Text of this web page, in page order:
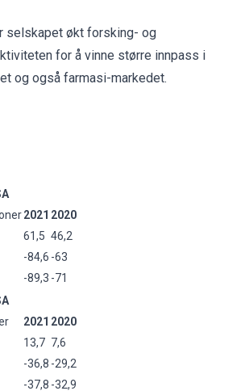
selskapet økt forsking- og
for å vinne større innpass i
og også farmasi-markedet.
2021 2020
61,5 46,2
-84,6 -63
-89,3 -71
2021 2020
13,7 7,6
-36,8 -29,2
-37,8 -32,9